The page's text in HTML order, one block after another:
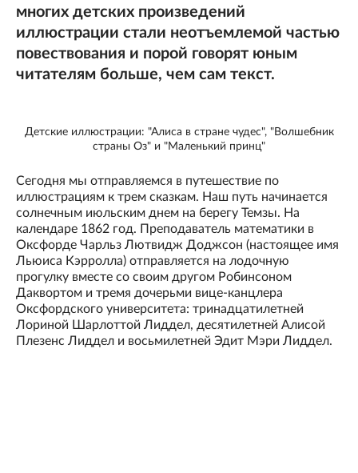
многих детских произведений
иллюстрации стали неотъемлемой частью
повествования и порой говорят юным
читателям больше, чем сам текст.
Детские иллюстрации: "Алиса в стране чудес", "Волшебник
страны Оз" и "Маленький принц"
Сегодня мы отправляемся в путешествие по
иллюстрациям к трем сказкам. Наш путь начинается
солнечным июльским днем на берегу Темзы. На
календаре 1862 год. Преподаватель математики в
Оксфорде Чарльз Лютвидж Доджсон (настоящее имя
Льюиса Кэрролла) отправляется на лодочную
прогулку вместе со своим другом Робинсоном
Даквортом и тремя дочерьми вице-канцлера
Оксфордского университета: тринадцатилетней
Лориной Шарлоттой Лиддел, десятилетней Алисой
Плезенс Лиддел и восьмилетней Эдит Мэри Лиддел.